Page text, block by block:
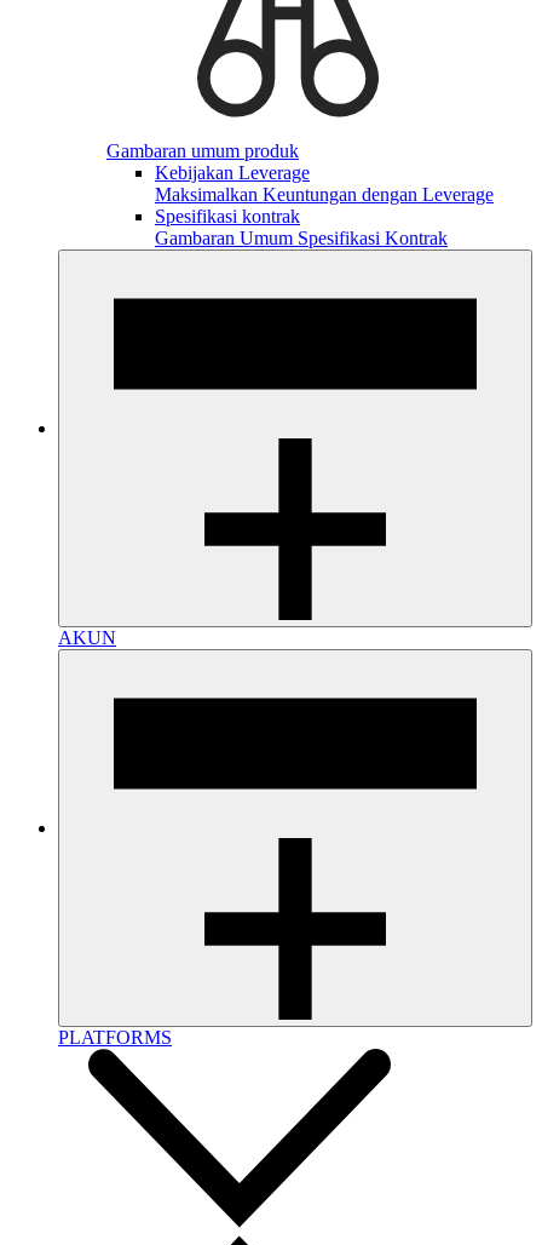
Gambaran umum produk
Kebijakan Leverage
Maksimalkan Keuntungan dengan Leverage
Spesifikasi kontrak
Gambaran Umum Spesifikasi Kontrak
AKUN
PLATFORMS